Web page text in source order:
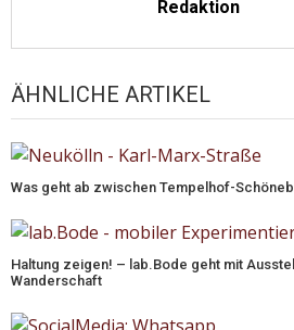
Redaktion
ÄHNLICHE ARTIKEL
Was geht ab zwischen Tempelhof-
Haltung zeigen! – lab.Bode geht mit
Wanderschaft